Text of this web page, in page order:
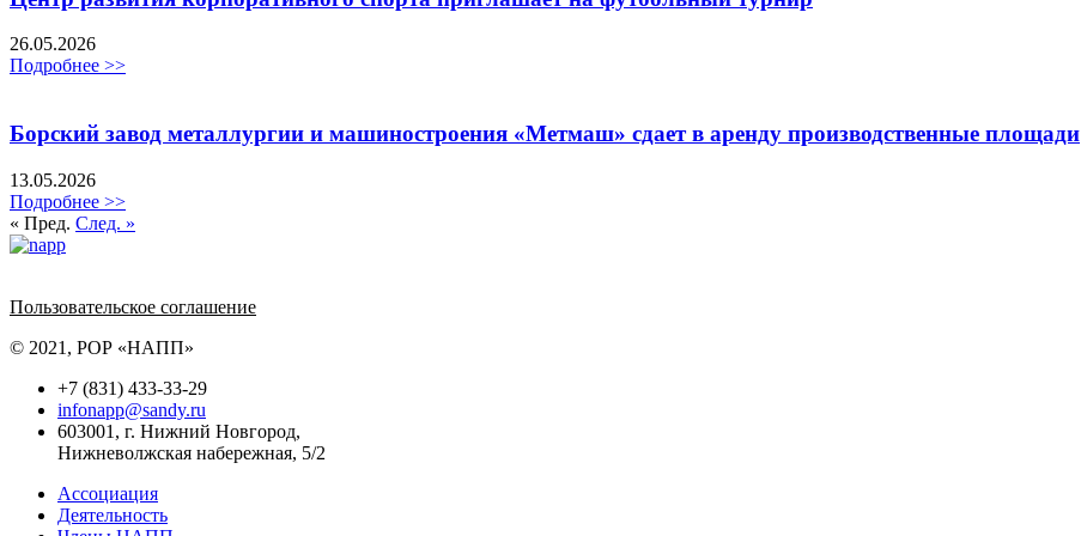
26.05.2026
Подробнее >>
Борский завод металлургии и машиностроения «Метмаш» сдает в аренду производственные площади
13.05.2026
Подробнее >>
« Пред. След. »
Пользовательское соглашение
© 2021, РОР «НАПП»
+7 (831) 433-33-29
infonapp@sandy.ru
603001, г. Нижний Новгород,
Нижневолжская набережная, 5/2
Ассоциация
Деятельность